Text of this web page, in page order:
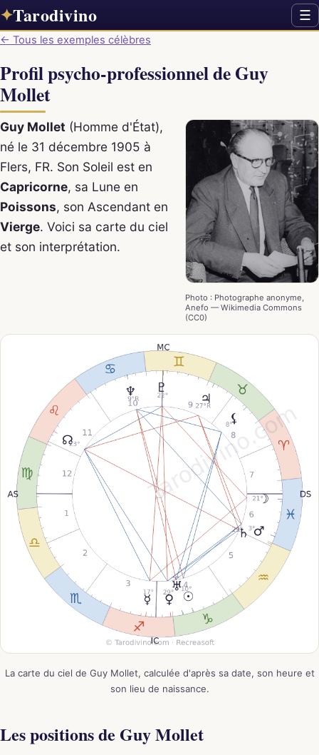
✦Tarodivino ☰
← Tous les exemples célèbres
Profil psycho-professionnel de Guy
Mollet
Photo : Photographe anonyme,
Anefo — Wikimedia Commons
(CC0)
Guy Mollet (Homme d'État),
né le 31 décembre 1905 à
Flers, FR. Son Soleil est en
Capricorne, sa Lune en
Poissons, son Ascendant en
Vierge. Voici sa carte du ciel
et son interprétation.
La carte du ciel de Guy Mollet, calculée d'après sa date, son heure et
son lieu de naissance.
Les positions de Guy Mollet